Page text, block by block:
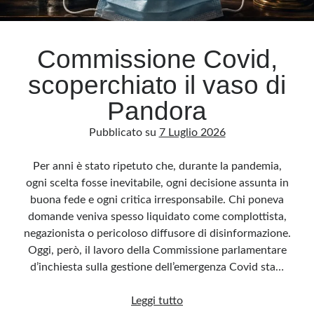
Archivio
Archivi
Questo blog non rappresenta una testata giornalistica, in quanto viene aggiornato
senza alcuna periodicità. Non può pertanto considerarsi un prodotto editoriale ai
sensi della legge n· 62 del 7.03.2001. L’autore non è responsabile di quanto
pubblicato dai lettori nei commenti ai vari post. Saranno comunque cancellati quelli
ritenuti offensivi o lesivi dell’immagine o dell’onorabilità di terzi, di genere spam,
razzisti o che contengano dati personali non conformi al rispetto delle norme sulla
privacy. Alcune immagini inserite in questo blog sono tratte da Internet e, pertanto,
considerate di pubblico dominio. Qualora la loro pubblicazione violasse eventuali
diritti d’autore, vi invito a comunicarlo via e-mail a info[at]dinovalle.it e saranno
Commissione Covid,
scoperchiato il vaso di
Pandora
Pubblicato su 7 Luglio 2026
Per anni è stato ripetuto che, durante la pandemia,
ogni scelta fosse inevitabile, ogni decisione assunta in
buona fede e ogni critica irresponsabile. Chi poneva
domande veniva spesso liquidato come complottista,
negazionista o pericoloso diffusore di disinformazione.
Oggi, però, il lavoro della Commissione parlamentare
d’inchiesta sulla gestione dell’emergenza Covid sta…
Leggi tuttoCommissione